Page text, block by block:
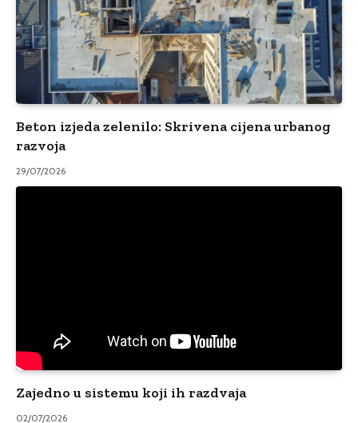
Beton izjeda zelenilo: Skrivena cijena urbanog
razvoja
29/07/2026
Zajedno u sistemu koji ih razdvaja
02/07/2026